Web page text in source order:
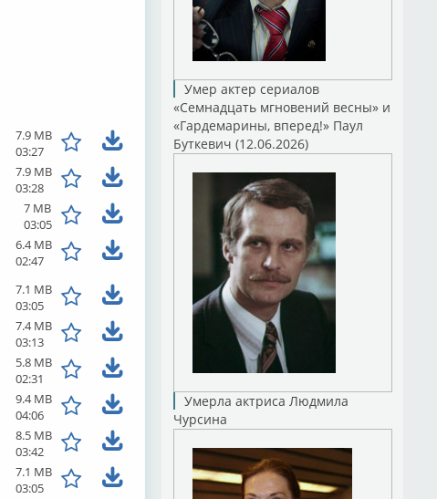
7.9 MB
03:27
7.9 MB
03:28
7 MB
03:05
6.4 MB
02:47
7.1 MB
03:05
7.4 MB
03:13
5.8 MB
02:31
9.4 MB
04:06
8.5 MB
03:42
7.1 MB
03:05
Умер актер сериалов
«Семнадцать мгновений весны» и
«Гардемарины, вперед!» Паул
Буткевич (12.06.2026)
Умерла актриса Людмила
Чурсина